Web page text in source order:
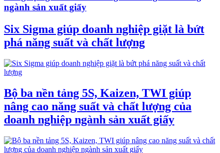
ngành sản xuất giấy
Six Sigma giúp doanh nghiệp giặt là bứt
phá năng suất và chất lượng
Bộ ba nền tảng 5S, Kaizen, TWI giúp
nâng cao năng suất và chất lượng của
doanh nghiệp ngành sản xuất giấy